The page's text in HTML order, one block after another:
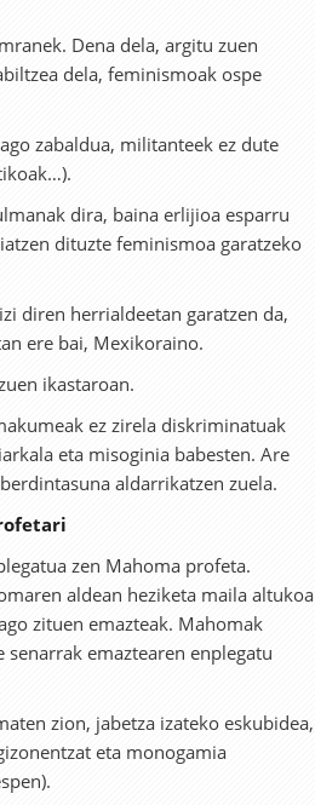
Dena dela, argitu zuen
dela, feminismoak ospe
zabaldua, militanteek ez dute
dira, baina erlijioa esparru
dituzte feminismoa garatzeko
diren herrialdeetan garatzen da,
ere bai, Mexikoraino.
ikastaroan.
ez zirela diskriminatuak
eta misoginia babesten. Are
aldarrikatzen zuela.
zen Mahoma profeta.
aldean heziketa maila altukoa
zituen emazteak. Mahomak
senarrak emaztearen enplegatu
zion, jabetza izateko eskubidea,
eta monogamia